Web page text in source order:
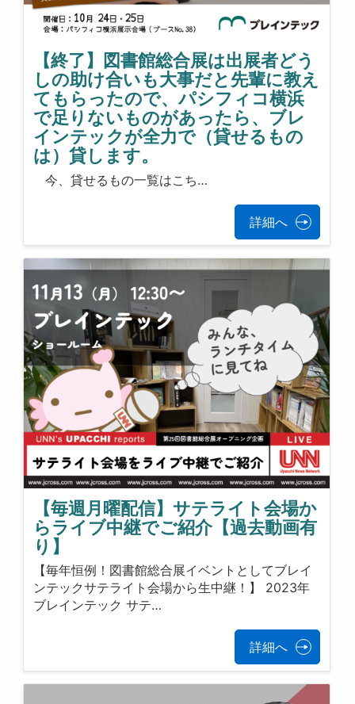
【終了】図書館総合展は出展者どう
しの助け合いも大事だと先輩に教え
てもらったので、パシフィコ横浜
で足りないものがあったら、ブレ
インテックが全力で（貸せるもの
は）貸します。
今、貸せるもの一覧はこち…
詳細へ
【毎週月曜配信】サテライト会場か
らライブ中継でご紹介【過去動画有
り】
【毎年恒例！図書館総合展イベントとしてブレイ
ンテックサテライト会場から生中継！】 2023年
ブレインテック サテ…
詳細へ